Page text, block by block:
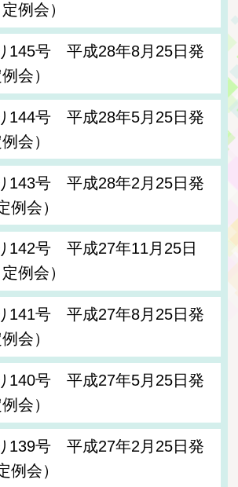
例会）
145号 平成28年8月25日発
会）
144号 平成28年5月25日発
会）
143号 平成28年2月25日発
例会）
142号 平成27年11月25日
例会）
141号 平成27年8月25日発
会）
140号 平成27年5月25日発
会）
139号 平成27年2月25日発
例会）